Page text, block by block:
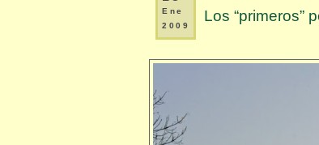
Ene
2009
Los “primeros”